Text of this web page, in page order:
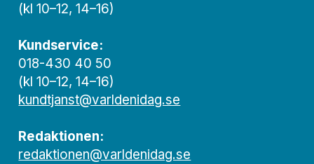
(kl 10–12, 14–16)
Kundservice:
018-430 40 50
(kl 10–12, 14–16)
kundtjanst@varldenidag.se
Redaktionen:
redaktionen@varldenidag.se